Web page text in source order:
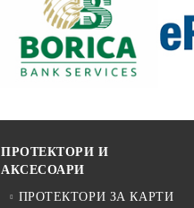
ПРОТЕКТОРИ И
АКСЕСОАРИ
ПРОТЕКТОРИ ЗА КАРТИ